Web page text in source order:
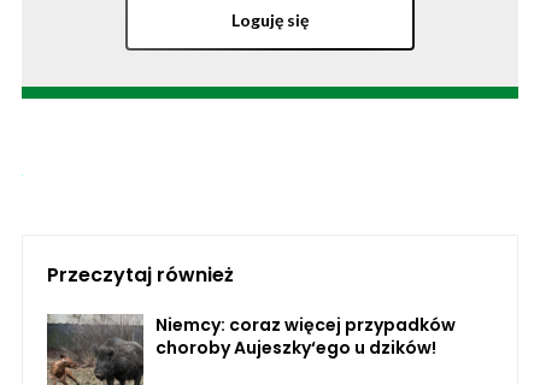
Loguję się
Przeczytaj również
Niemcy: coraz więcej przypadków
choroby Aujeszky‘ego u dzików!